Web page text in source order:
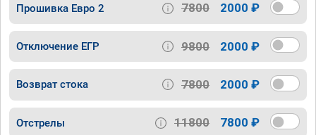
Прошивка Евро 2 7800 2000 ₽
Отключение ЕГР 9800 2000 ₽
Возврат стока 7800 2000 ₽
Отстрелы 11800 7800 ₽